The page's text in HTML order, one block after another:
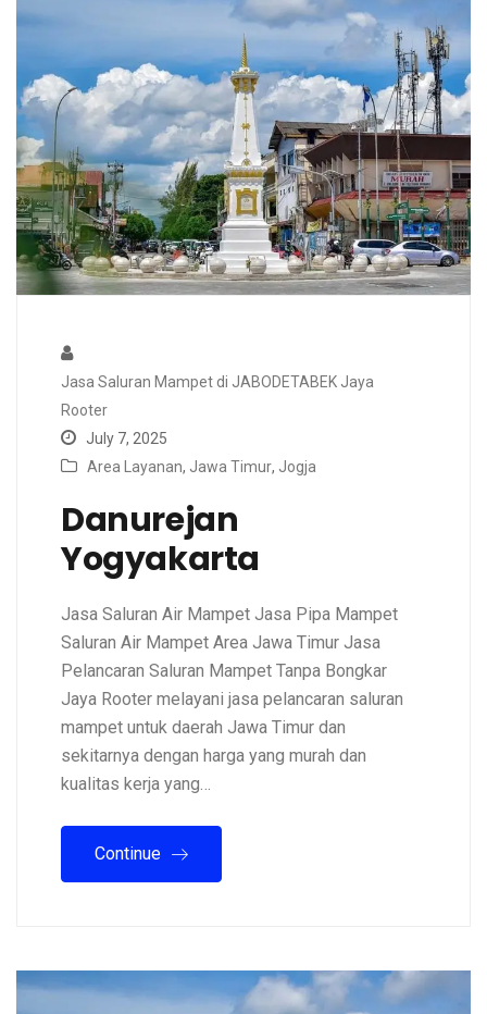
Jasa Saluran Mampet di JABODETABEK Jaya
Rooter
July 7, 2025
Area Layanan, Jawa Timur, Jogja
Danurejan
Yogyakarta
Jasa Saluran Air Mampet Jasa Pipa Mampet
Saluran Air Mampet Area Jawa Timur Jasa
Pelancaran Saluran Mampet Tanpa Bongkar
Jaya Rooter melayani jasa pelancaran saluran
mampet untuk daerah Jawa Timur dan
sekitarnya dengan harga yang murah dan
kualitas kerja yang…
Continue